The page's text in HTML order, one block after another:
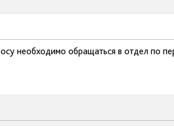
необходимо обращаться в отдел по